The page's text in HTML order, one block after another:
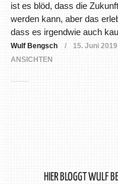
ist es blöd, dass die
werden kann, aber das
dass es irgendwie auch
Wulf Bengsch 15. Juni 2019
ANSICHTEN
HIER BLOGGT WULF